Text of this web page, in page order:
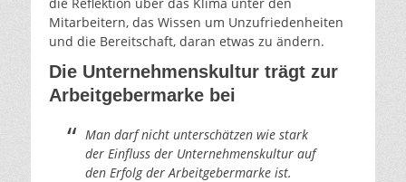
Mitarbeitern, das Wissen um Unzufriedenheiten
und die Bereitschaft, daran etwas zu ändern.
Die Unternehmenskultur trägt zur
Arbeitgebermarke bei
Man darf nicht unterschätzen wie stark
der Einfluss der Unternehmenskultur auf
den Erfolg der Arbeitgebermarke ist.